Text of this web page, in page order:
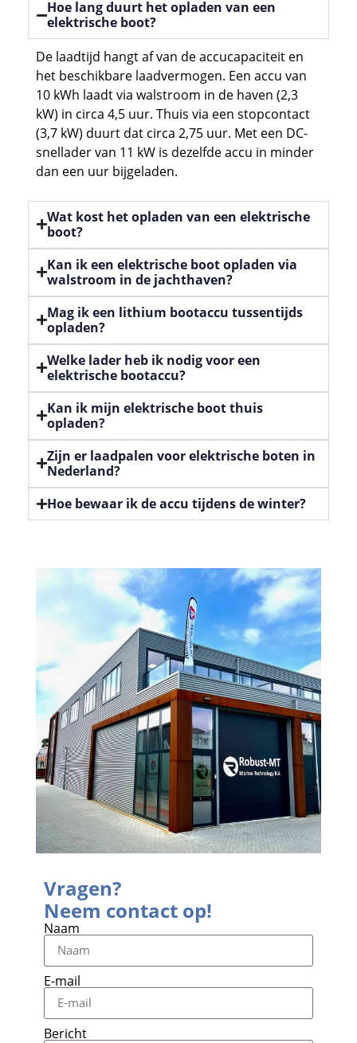
Hoe lang duurt het opladen van een
elektrische boot?
De laadtijd hangt af van de accucapaciteit en
het beschikbare laadvermogen. Een accu van
10 kWh laadt via walstroom in de haven (2,3
kW) in circa 4,5 uur. Thuis via een stopcontact
(3,7 kW) duurt dat circa 2,75 uur. Met een DC-
snellader van 11 kW is dezelfde accu in minder
dan een uur bijgeladen.
Wat kost het opladen van een elektrische
boot?
Kan ik een elektrische boot opladen via
walstroom in de jachthaven?
Mag ik een lithium bootaccu tussentijds
opladen?
Welke lader heb ik nodig voor een
elektrische bootaccu?
Kan ik mijn elektrische boot thuis
opladen?
Zijn er laadpalen voor elektrische boten in
Nederland?
Hoe bewaar ik de accu tijdens de winter?
Vragen?
Neem contact op!
Naam
E-mail
Bericht